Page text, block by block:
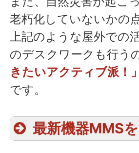
老朽化していないかの
上記のような屋外での
のデスクワークも行う
きたいアクティブ派！」
です。
最新機器MMS